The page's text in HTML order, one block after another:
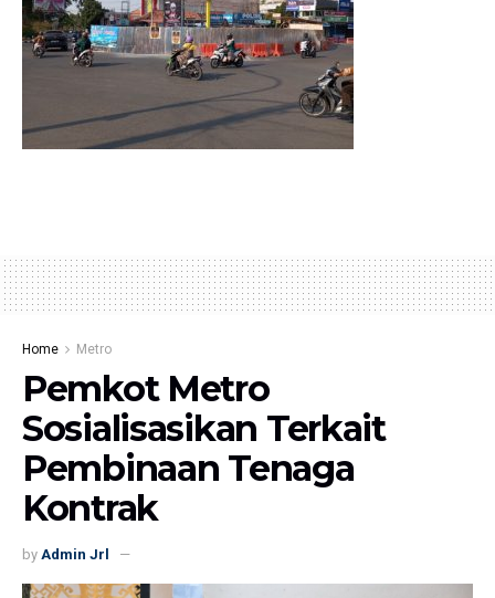
Home Metro
Pemkot Metro
Sosialisasikan Terkait
Pembinaan Tenaga
Kontrak
by Admin Jrl